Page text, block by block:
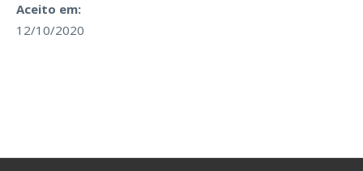
Aceito em:
12/10/2020